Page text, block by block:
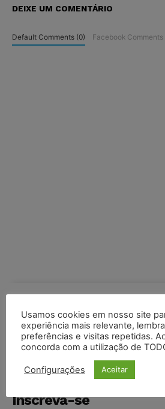
DEIXE UM COMENTÁRIO
Default Comments (0) Facebook Comments
Inscreva-se
Usamos cookies em nosso site
experiência mais relevante,
preferências e visitas repetidas.
concorda com a utilização de
Configurações Aceitar